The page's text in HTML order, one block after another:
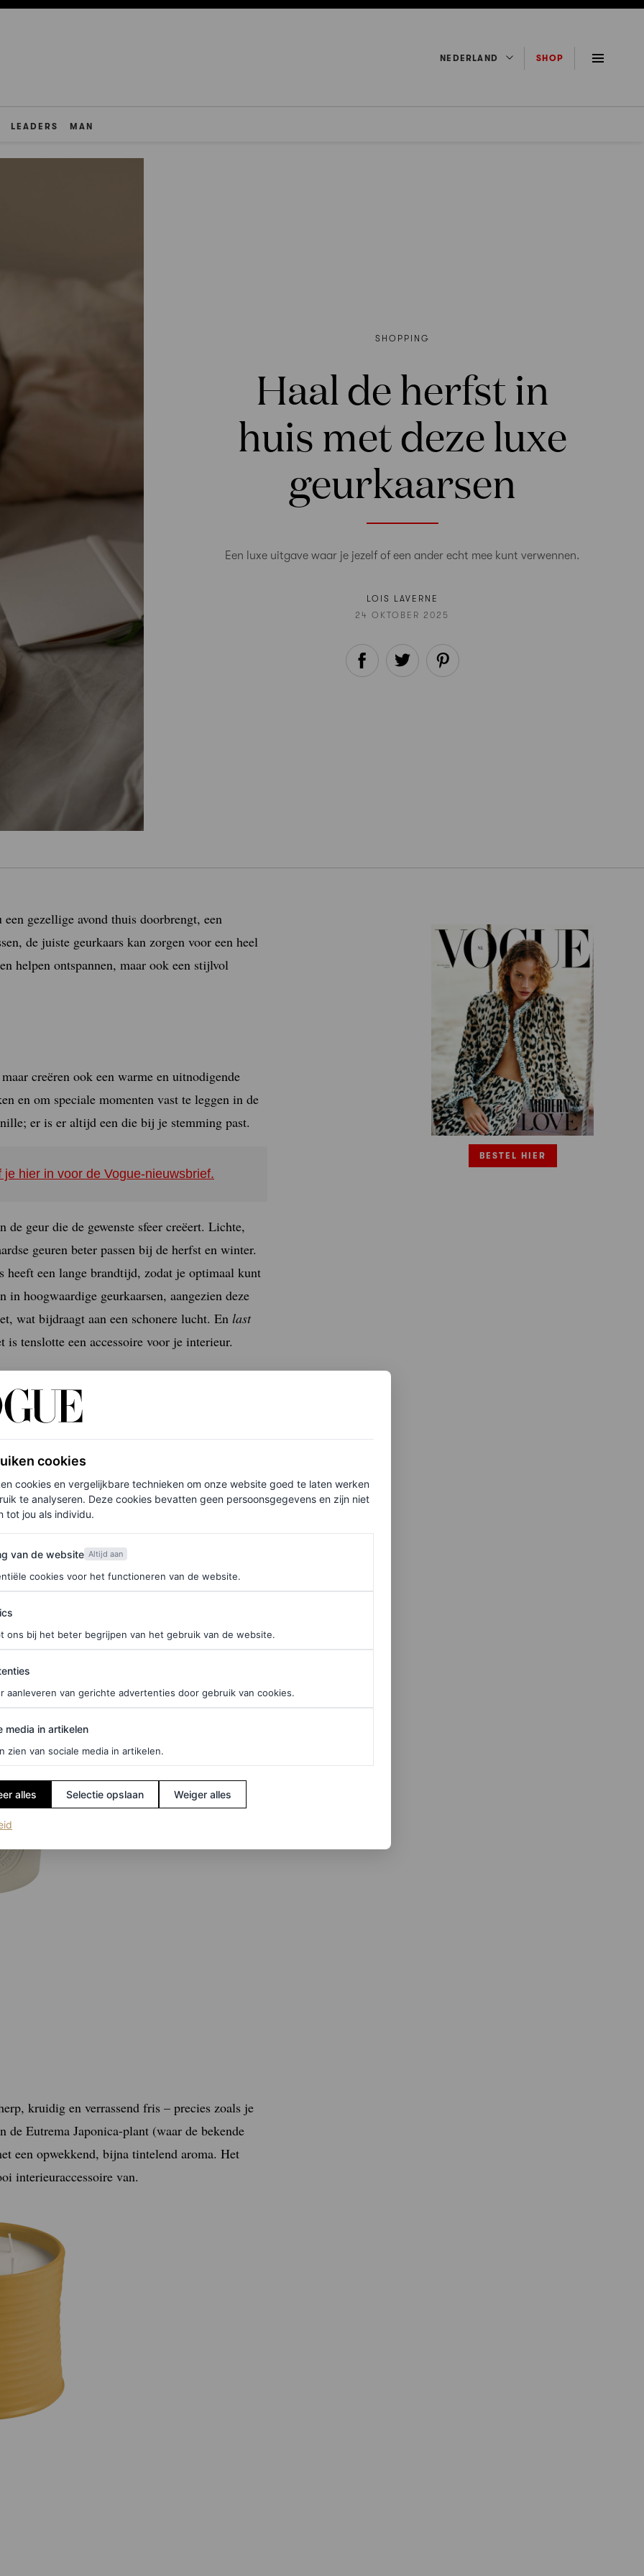
NEDERLAND SHOP
LEADERS MAN
SHOPPING
Haal de herfst in
huis met deze luxe
geurkaarsen
Een luxe uitgave waar je jezelf of een ander echt mee kunt verwennen.
LOIS LAVERNE
24 OKTOBER 2025
gezellige avond thuis doorbrengt, een
de juiste geurkaars kan zorgen voor een heel
helpen ontspannen, maar ook een stijlvol
creëren ook een warme en uitnodigende
en om speciale momenten vast te leggen in de
er is er altijd een die bij je stemming past.
hier in voor de Vogue-nieuwsbrief.
geur die de gewenste sfeer creëert. Lichte,
geuren beter passen bij de herfst en winter.
heeft een lange brandtijd, zodat je optimaal kunt
hoogwaardige geurkaarsen, aangezien deze
wat bijdraagt aan een schonere lucht. En last
tenslotte een accessoire voor je interieur.
ideaal (ook als cadeau)
je je een Parijse boetiek voorstelt: fris, maar
voor een levendige, groene toets, terwijl
een wit opaline vat dat het licht zacht weerkaatst
winkel aan de iconische Boulevard Saint-
BESTEL HIER
kruidig en verrassend fris – precies zoals je
de Eutrema Japonica-plant (waar de bekende
een opwekkend, bijna tintelend aroma. Het
interieuraccessoire van.
cookies
cookies en vergelijkbare technieken om onze website goed te laten werken
te analyseren. Deze cookies bevatten geen persoonsgegevens en zijn niet
tot jou als individu.
de website
van de website Altijd aan
cookies voor het functioneren van de website.
ons bij het beter begrijpen van het gebruik van de website.
aanleveren van gerichte advertenties door gebruik van cookies.
in artikelen
media in artikelen
zien van sociale media in artikelen.
alles Selectie opslaan Weiger alles